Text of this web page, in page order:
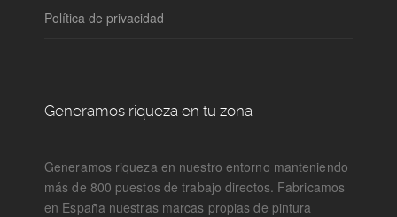
Política de privacidad
Generamos riqueza en tu zona
Generamos riqueza en nuestro entorno manteniendo
más de 800 puestos de trabajo directos. Fabricamos
en España nuestras marcas propias de pintura